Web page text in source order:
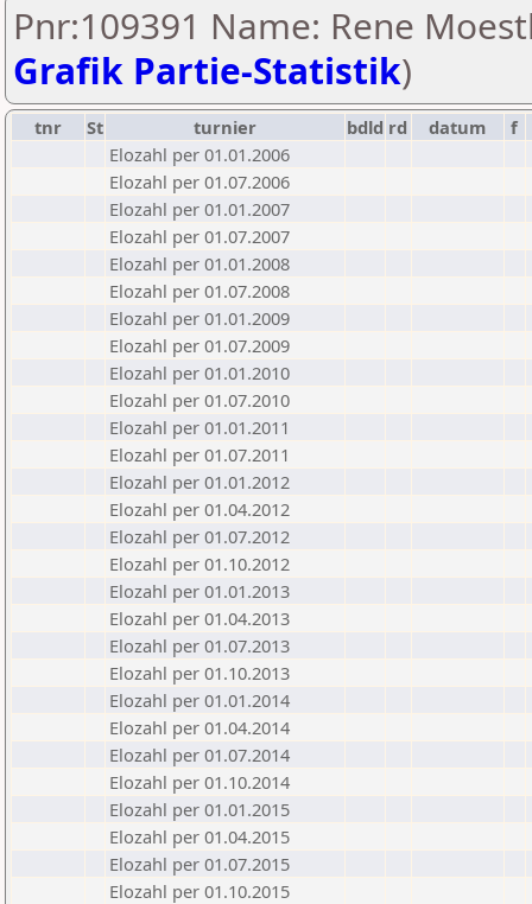
Pnr:109391 Name: Rene
Grafik Partie-Statistik)
tnr St turnier bdld rd datum
f
Elozahl per 01.01.2006
Elozahl per 01.07.2006
Elozahl per 01.01.2007
Elozahl per 01.07.2007
Elozahl per 01.01.2008
Elozahl per 01.07.2008
Elozahl per 01.01.2009
Elozahl per 01.07.2009
Elozahl per 01.01.2010
Elozahl per 01.07.2010
Elozahl per 01.01.2011
Elozahl per 01.07.2011
Elozahl per 01.01.2012
Elozahl per 01.04.2012
Elozahl per 01.07.2012
Elozahl per 01.10.2012
Elozahl per 01.01.2013
Elozahl per 01.04.2013
Elozahl per 01.07.2013
Elozahl per 01.10.2013
Elozahl per 01.01.2014
Elozahl per 01.04.2014
Elozahl per 01.07.2014
Elozahl per 01.10.2014
Elozahl per 01.01.2015
Elozahl per 01.04.2015
Elozahl per 01.07.2015
Elozahl per 01.10.2015